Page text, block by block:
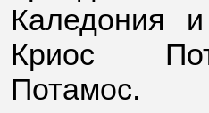
Каледония
Криос
Потамос.